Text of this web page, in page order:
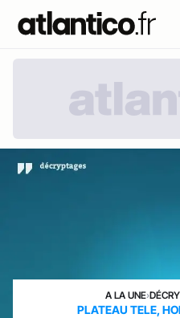
A LA UNE›
PLATEAU TELE,